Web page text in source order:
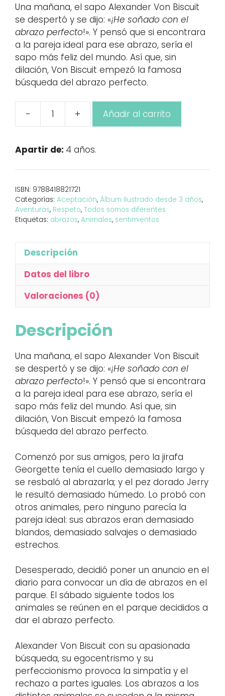
Una mañana, el sapo Alexander Von Biscuit
se despertó y se dijo: «¡He soñado con el
abrazo perfecto!». Y pensó que si encontrara
a la pareja ideal para ese abrazo, sería el
sapo más feliz del mundo. Así que, sin
dilación, Von Biscuit empezó la famosa
búsqueda del abrazo perfecto.
-
Alexander
la
del
abrazo
perfecto
+ Añadir al carrito
Apartir de: 4 años.
ISBN: 9788418821721
Categorías: Aceptación, Álbum Ilustrado desde 3 años,
Aventuras, Respeto, Todos somos diferentes
Etiquetas: abrazos, Animales, sentimientos
Descripción
Datos del libro
Valoraciones (0)
Descripción
Una mañana, el sapo Alexander Von Biscuit
se despertó y se dijo: «¡He soñado con el
abrazo perfecto!». Y pensó que si encontrara
a la pareja ideal para ese abrazo, sería el
sapo más feliz del mundo. Así que, sin
dilación, Von Biscuit empezó la famosa
búsqueda del abrazo perfecto.
Comenzó por sus amigos, pero la jirafa
Georgette tenía el cuello demasiado largo y
se resbaló al abrazarla; y el pez dorado Jerry
le resultó demasiado húmedo. Lo probó con
otros animales, pero ninguno parecía la
pareja ideal: sus abrazos eran demasiado
blandos, demasiado salvajes o demasiado
estrechos.
Desesperado, decidió poner un anuncio en el
diario para convocar un día de abrazos en el
parque. El sábado siguiente todos los
animales se reúnen en el parque decididos a
dar el abrazo perfecto.
Alexander Von Biscuit con su apasionada
búsqueda, su egocentrismo y su
perfeccionismo provoca la simpatía y el
rechazo a partes iguales. Los abrazos a los